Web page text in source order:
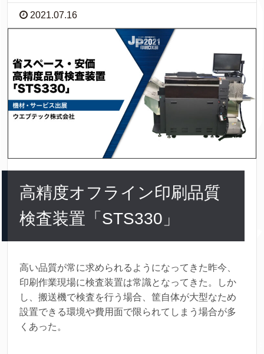
2021.07.16
高精度オフライン印刷品質
検査装置「STS330」
高い品質が常に求められるようになってきた昨今、
印刷作業現場に検査装置は常識となってきた。しか
し、搬送機で検査を行う場合、筐自体が大型なため
設置できる環境や費用面で限られてしまう場合が多
くあった。